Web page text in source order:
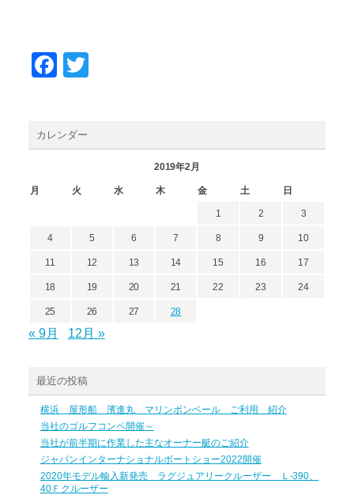
Facebook
カレンダー
2019年2月
月 火 水 木 金 土 日
1 2 3
4 5 6 7 8 9 10
11 12 13 14 15 16 17
18 19 20 21 22 23 24
25 26 27 28
« 9月 12月 »
最近の投稿
横浜 屋形船 濱進丸 マリンボンベール ご利用 紹介
当社のゴルフコンペ開催～
当社が前半期に作業した主なオーナー艇のご紹介
ジャパンインターナショナルボートショー2022開催
2020年モデル輸入新発売 ラグジュアリークルーザー Ｌ-390、
40Ｆクルーザー